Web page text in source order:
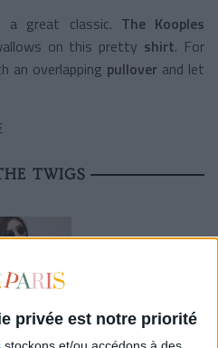
privée est notre priorité
great classic. The Kooples
on this pretty shirt. For
an overlapping pullover and let
TWIGS